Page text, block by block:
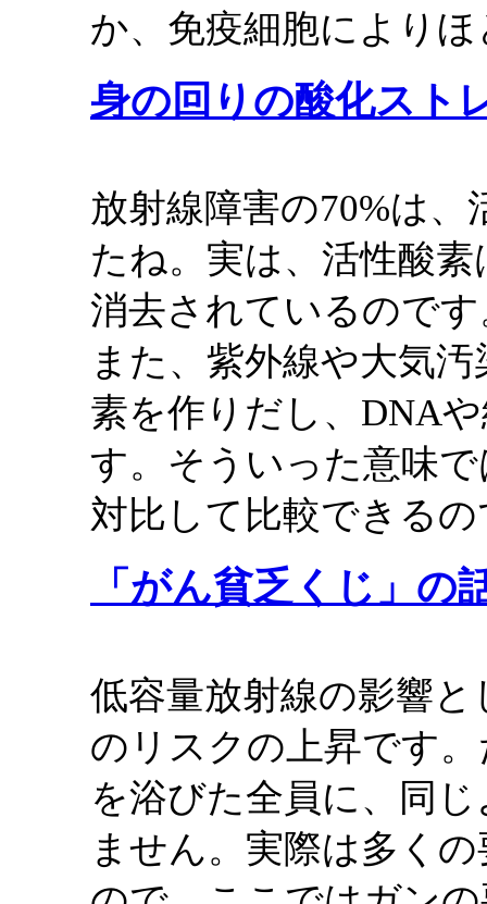
か、免疫細胞により
身の回りの酸化スト
放射線障害の70%は
たね。実は、活性酸
消去されているのです
また、紫外線や大気
素を作りだし、DNA
す。そういった意味
対比して比較できる
「がん貧乏くじ」の
低容量放射線の影響
のリスクの上昇です
を浴びた全員に、同
ません。実際は多く